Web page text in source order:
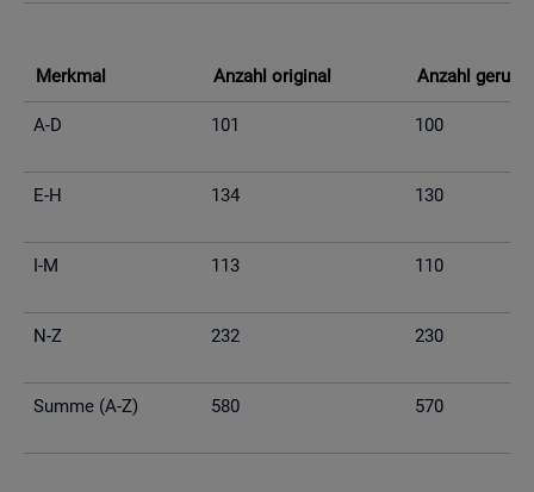
Merk­mal An­zahl ori­gi­nal An­zahl
A-D 101 100
E-H 134 130
I-M 113 110
N-Z 232 230
Summe (A-Z) 580 570